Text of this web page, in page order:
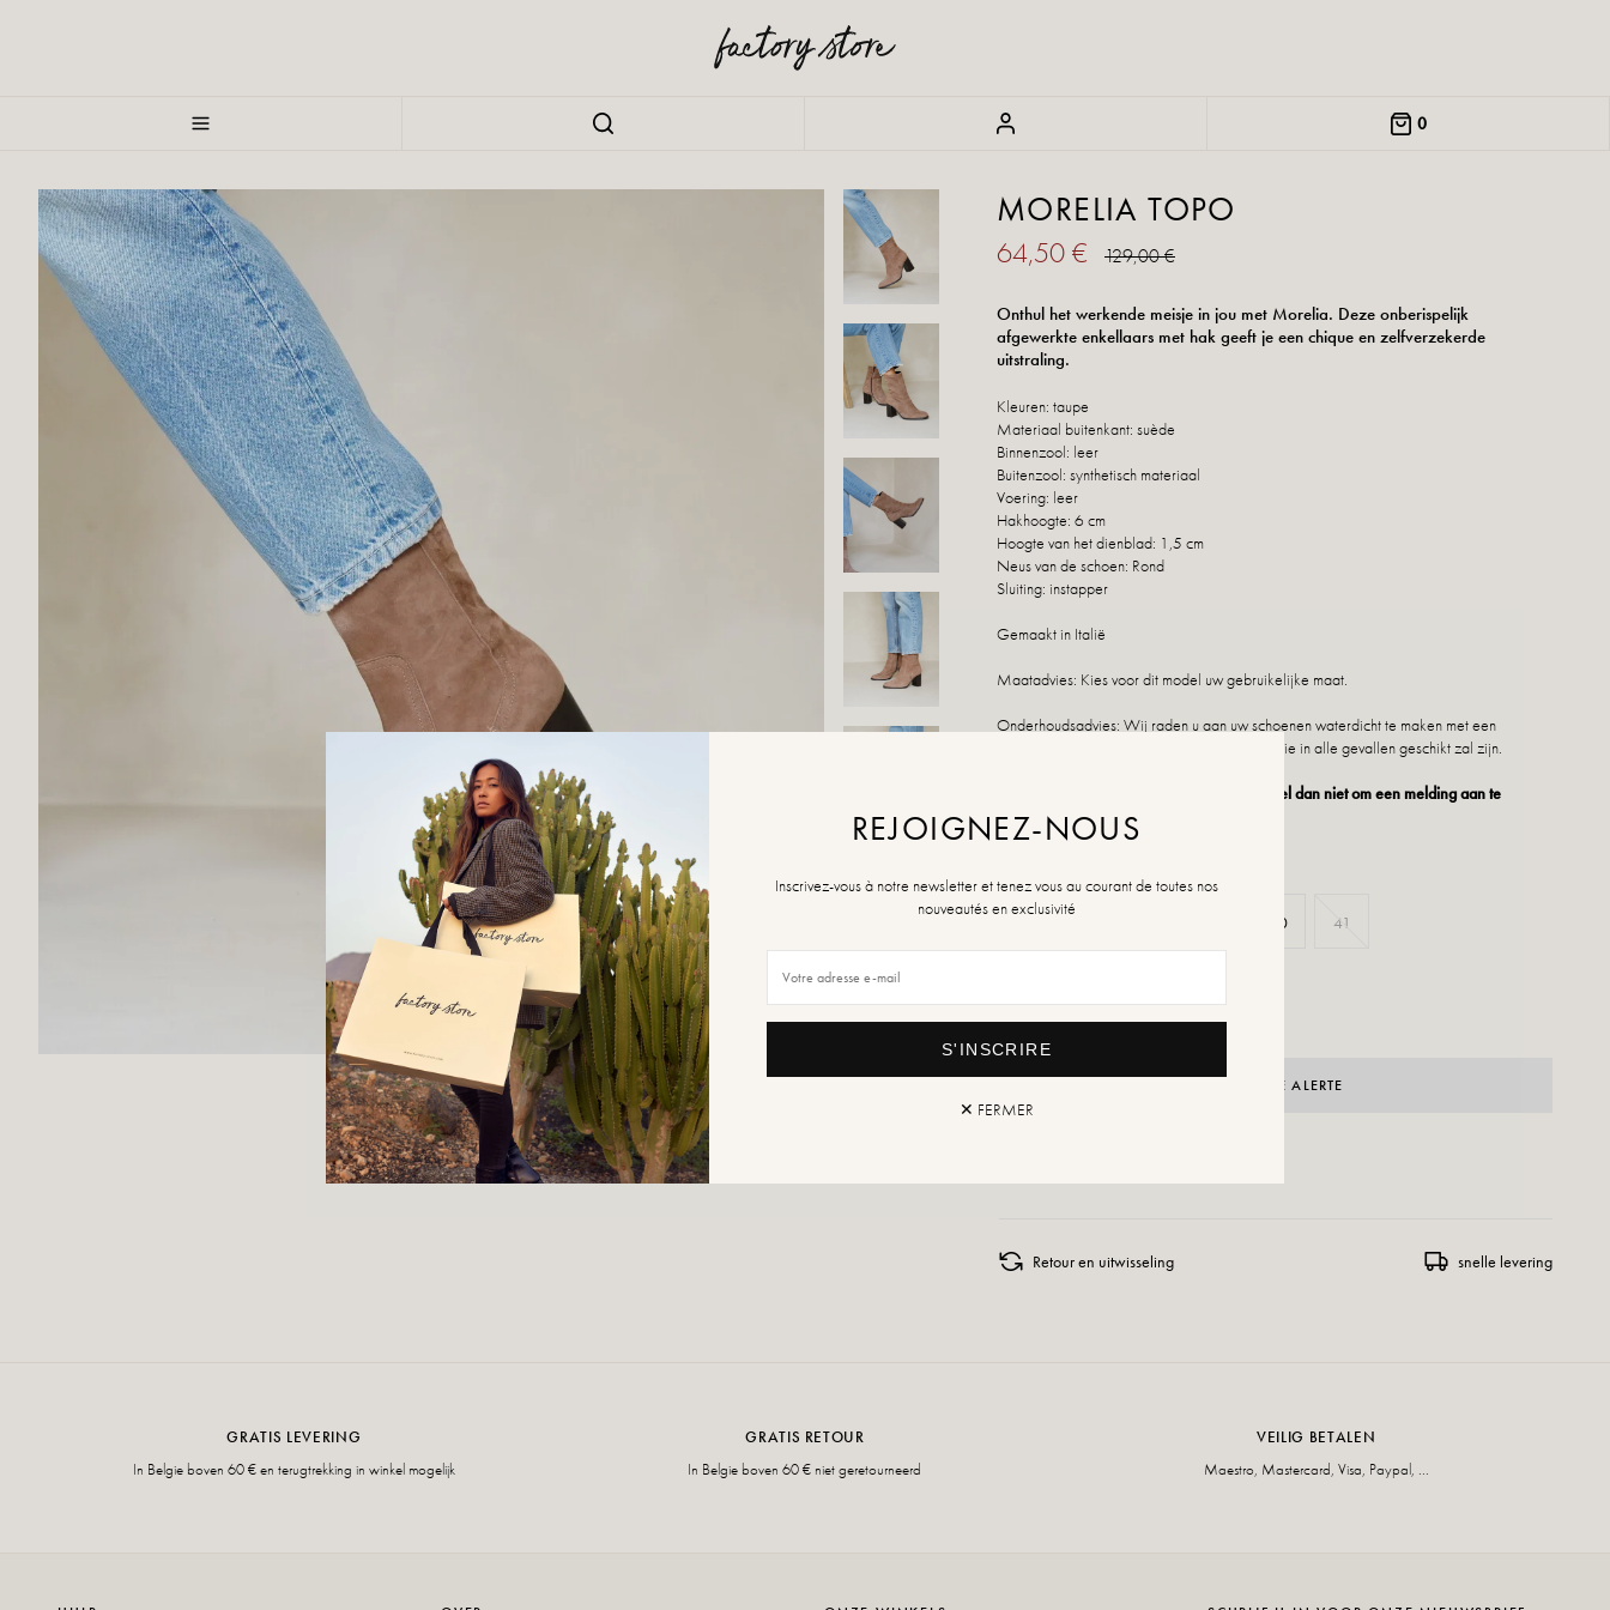
0
MORELIA TOPO
64,50 € 129,00 €
Onthul het werkende meisje in jou met Morelia. Deze onberispelijk
afgewerkte enkellaars met hak geeft je een chique en zelfverzekerde
uitstraling.
Kleuren: taupe
Materiaal buitenkant: suède
Binnenzool: leer
Buitenzool: synthetisch materiaal
Voering: leer
Hakhoogte: 6 cm
Hoogte van het dienblad: 1,5 cm
Neus van de schoen: Rond
Sluiting: instapper
Gemaakt in Italië
Maatadvies: Kies voor dit model uw gebruikelijke maat.
Onderhoudsadvies: Wij raden u aan uw schoenen waterdicht te maken met een
speciaal product of een multimateriaalspray die in alle gevallen geschikt zal zijn.
Als uw maat niet meer beschikbaar is, aarzel dan niet om een melding aan te
maken!
40 41
niet op voorraad
CRÉER UNE ALERTE
Retour en uitwisseling snelle levering
GRATIS LEVERING
In Belgie boven 60 € en terugtrekking in winkel mogelijk
GRATIS RETOUR
In Belgie boven 60 € niet geretourneerd
VEILIG BETALEN
Maestro, Mastercard, Visa, Paypal, ...
REJOIGNEZ-NOUS
Inscrivez-vous à notre newsletter et tenez vous au courant de toutes nos
nouveautés en exclusivité
S'INSCRIRE
✕ FERMER